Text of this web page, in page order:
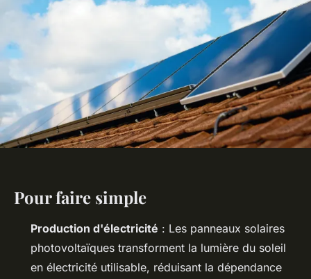
Pour faire simple
Production d'électricité : Les panneaux solaires
photovoltaïques transforment la lumière du soleil
en électricité utilisable, réduisant la dépendance